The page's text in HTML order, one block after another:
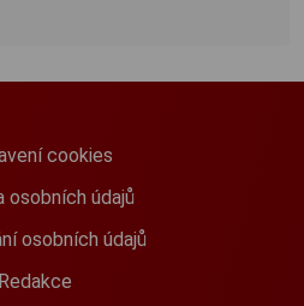
cookies
osobních údajů
osobních údajů
Redakce